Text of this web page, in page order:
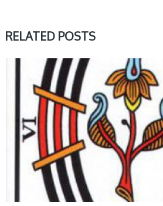
RELATED POSTS
MAŁE ARKANA